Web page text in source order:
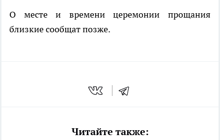
О месте и времени церемонии прощания
близкие сообщат позже.
Читайте также: